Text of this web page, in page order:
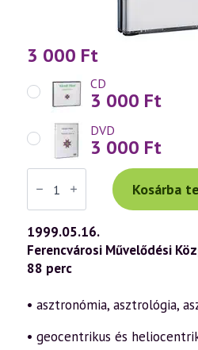
3 000 Ft
CD
3 000 Ft
DVD
3 000 Ft
Váradi
Tibor
előadás
(106)
—
Asztrológia
és
Asztroszófia
1.
(1999.05.16.)
mennyiség
Kosárba
1999.05.16.
Ferencvárosi Művelődési
88 perc
• asztronómia, asztrológia,
• geocentrikus és